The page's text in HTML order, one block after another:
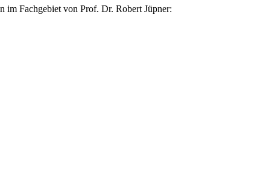
im Fachgebiet von Prof. Dr. Robert Jüpner: